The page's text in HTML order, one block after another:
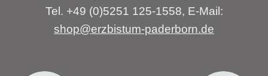
Tel. +49 (0)5251 125-1558, E-Mail:
shop@erzbistum-paderborn.de